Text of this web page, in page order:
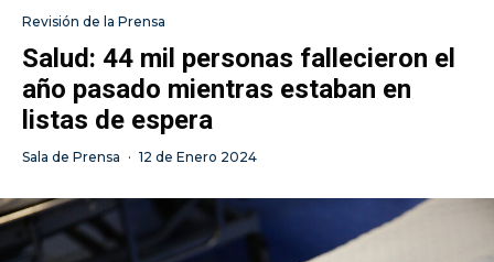
Revisión de la Prensa
Salud: 44 mil personas fallecieron el
año pasado mientras estaban en
listas de espera
Sala de Prensa · 12 de Enero 2024